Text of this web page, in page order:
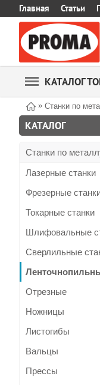
Главная Статьи
КАТАЛОГ
» Станки по
КАТАЛОГ
Станки по
Лазерные станки
Фрезерные
Токарные станки
Шлифовальные
Сверлильные
Отрезные
Ножницы
Листогибы
Вальцы
Прессы